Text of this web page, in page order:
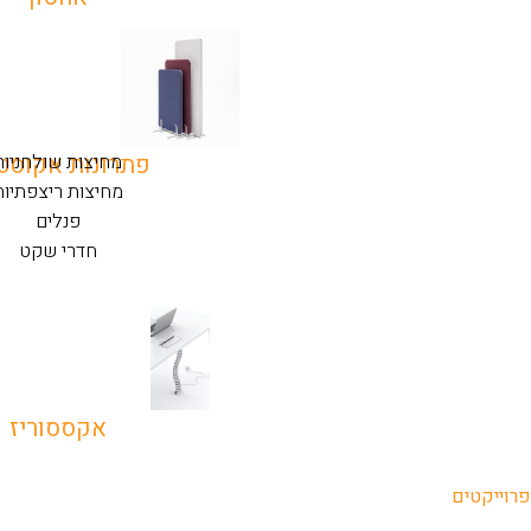
פתרונות
מחיצות
מחיצות
פנלים
חדרי שקט
אקססוריז
פרוייקטים